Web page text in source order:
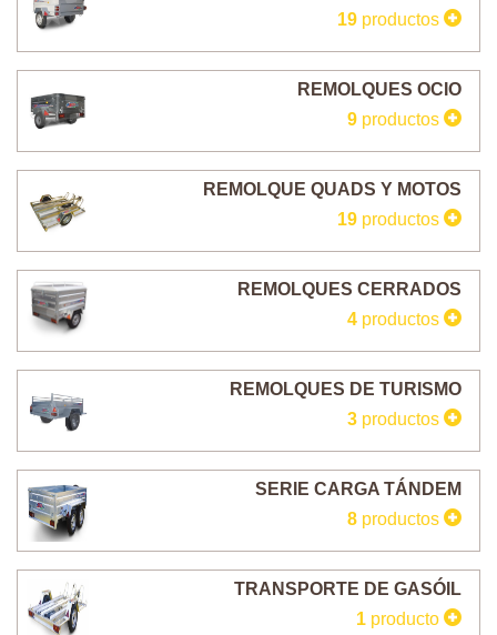
19 productos
REMOLQUES OCIO
9 productos
REMOLQUE QUADS Y MOTOS
19 productos
REMOLQUES CERRADOS
4 productos
REMOLQUES DE TURISMO
3 productos
SERIE CARGA TÁNDEM
8 productos
TRANSPORTE DE GASÓIL
1 producto